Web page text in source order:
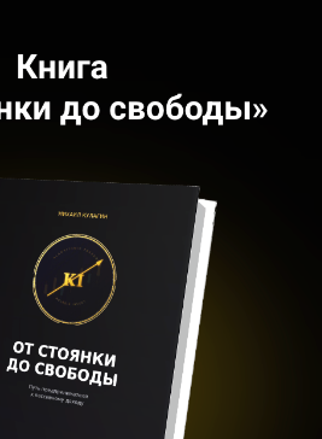
использует динамичную стратегию,
колебания и стараясь
тейк-профит к цене.